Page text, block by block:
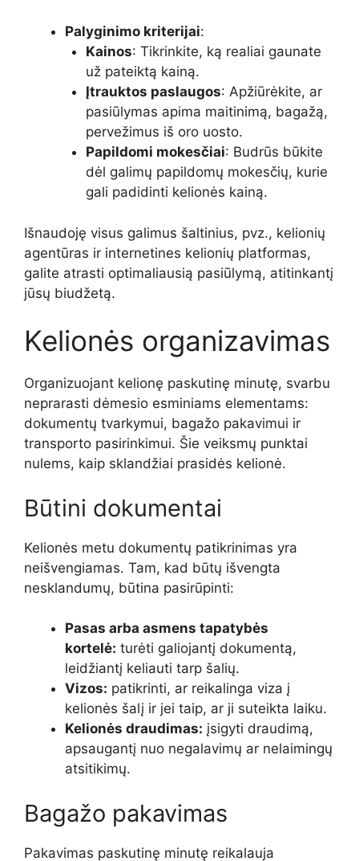
Palyginimo kriterijai:
Kainos: Tikrinkite, ką realiai gaunate
už pateiktą kainą.
Įtrauktos paslaugos: Apžiūrėkite, ar
pasiūlymas apima maitinimą, bagažą,
pervežimus iš oro uosto.
Papildomi mokesčiai: Budrūs būkite
dėl galimų papildomų mokesčių, kurie
gali padidinti kelionės kainą.
Išnaudoję visus galimus šaltinius, pvz., kelionių
agentūras ir internetines kelionių platformas,
galite atrasti optimaliausią pasiūlymą, atitinkantį
jūsų biudžetą.
Kelionės organizavimas
Organizuojant kelionę paskutinę minutę, svarbu
neprarasti dėmesio esminiams elementams:
dokumentų tvarkymui, bagažo pakavimui ir
transporto pasirinkimui. Šie veiksmų punktai
nulems, kaip sklandžiai prasidės kelionė.
Būtini dokumentai
Kelionės metu dokumentų patikrinimas yra
neišvengiamas. Tam, kad būtų išvengta
nesklandumų, būtina pasirūpinti:
Pasas arba asmens tapatybės
kortelė: turėti galiojantį dokumentą,
leidžiantį keliauti tarp šalių.
Vizos: patikrinti, ar reikalinga viza į
kelionės šalį ir jei taip, ar ji suteikta laiku.
Kelionės draudimas: įsigyti draudimą,
apsaugantį nuo negalavimų ar nelaimingų
atsitikimų.
Bagažo pakavimas
Pakavimas paskutinę minutę reikalauja